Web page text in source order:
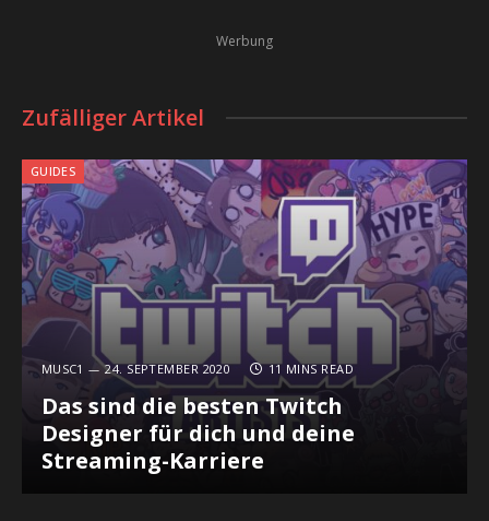
Werbung
Zufälliger Artikel
GUIDES
MUSC1 24. SEPTEMBER 2020 11 MINS READ
Das sind die besten Twitch
Designer für dich und deine
Streaming-Karriere